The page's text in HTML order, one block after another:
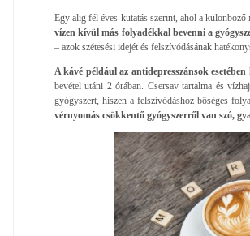
Egy alig fél éves kutatás szerint, ahol a
vízen kívül más folyadékkal bevenni a
– azok szétesési idejét és felszívódásának
A kávé például az antidepresszánsok
bevétel utáni 2 órában. Csersav tartalma és
gyógyszert, hiszen a felszívódáshoz bőséges
vérnyomás csökkentő gyógyszerről van szó,